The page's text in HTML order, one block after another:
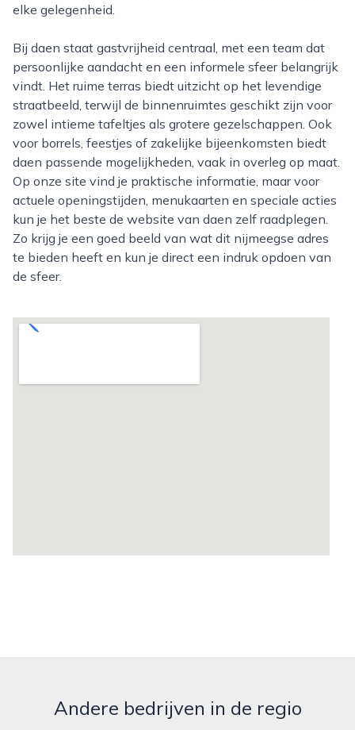
elke gelegenheid.
Bij daen staat gastvrijheid centraal, met een team dat
persoonlijke aandacht en een informele sfeer belangrijk
vindt. Het ruime terras biedt uitzicht op het levendige
straatbeeld, terwijl de binnenruimtes geschikt zijn voor
zowel intieme tafeltjes als grotere gezelschappen. Ook
voor borrels, feestjes of zakelijke bijeenkomsten biedt
daen passende mogelijkheden, vaak in overleg op maat.
Op onze site vind je praktische informatie, maar voor
actuele openingstijden, menukaarten en speciale acties
kun je het beste de website van daen zelf raadplegen.
Zo krijg je een goed beeld van wat dit nijmeegse adres
te bieden heeft en kun je direct een indruk opdoen van
de sfeer.
Andere bedrijven in de regio